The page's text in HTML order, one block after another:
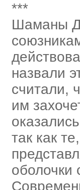
***
Шаманы
назвали
считали,
им
так как